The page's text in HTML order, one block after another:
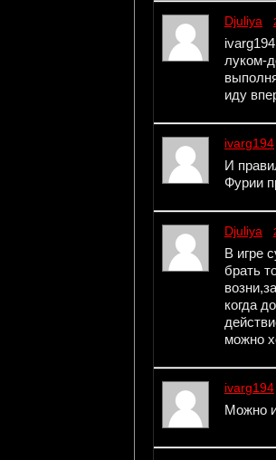
Djuliya
луком-
иду
ivarg194
И
Фурии
Djuliya
В игре
брать
когда
можно
ivarg194
Можно